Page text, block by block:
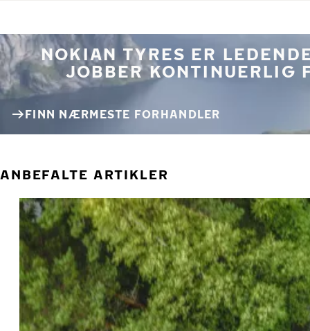
NOKIAN TYRES ER
JOBBER KONTINUERLIG
FINN NÆRMESTE FORHANDLER
ANBEFALTE ARTIKLER